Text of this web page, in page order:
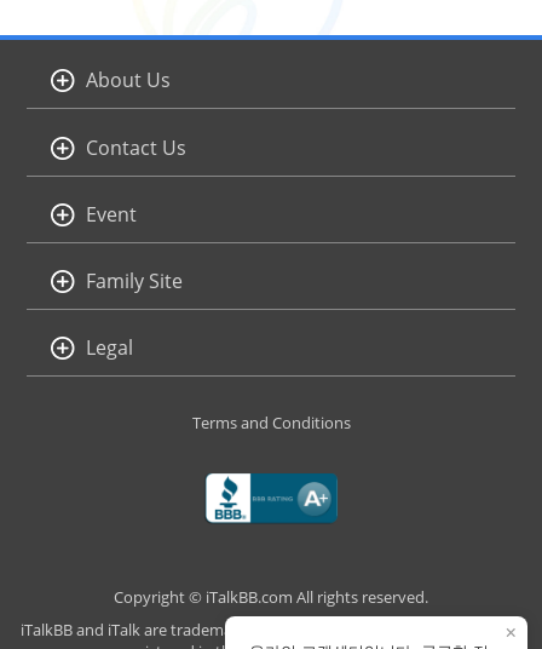
About Us
Contact Us
Event
Family Site
Legal
Terms and Conditions
Copyright © iTalkBB.com All rights reserved.
iTalkBB and iTalk are trademarks of iTalk Global Communications, Inc.,
×